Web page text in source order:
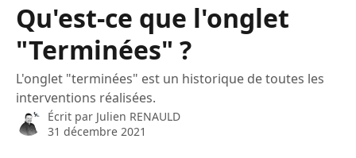
Qu'est-ce que l'onglet
"Terminées" ?
L'onglet "terminées" est un historique de toutes les
interventions réalisées.
Écrit par Julien RENAULD
31 décembre 2021